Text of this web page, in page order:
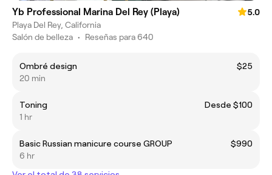
Yb Professional Marina Del Rey (Playa)
5.0
Playa Del Rey, California
Salón de belleza • Reseñas para 640
Ombré design
$25
20 min
Toning
Desde $100
1 hr
Basic Russian manicure course GROUP
$990
6 hr